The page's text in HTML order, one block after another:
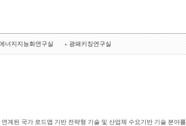
너지지능화연구실 광패키징연구실
계된 국가 로드맵 기반 전략형 기술 및 산업체 수요기반 기술 분야를